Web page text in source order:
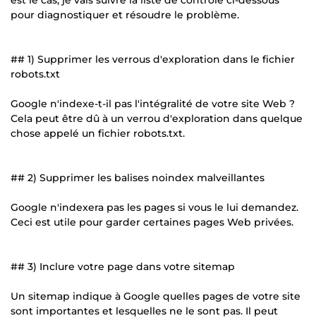
pour diagnostiquer et résoudre le problème.
## 1) Supprimer les verrous d'exploration dans le fichier
robots.txt
Google n'indexe-t-il pas l'intégralité de votre site Web ?
Cela peut être dû à un verrou d'exploration dans quelque
chose appelé un fichier robots.txt.
## 2) Supprimer les balises noindex malveillantes
Google n'indexera pas les pages si vous le lui demandez.
Ceci est utile pour garder certaines pages Web privées.
## 3) Inclure votre page dans votre sitemap
Un sitemap indique à Google quelles pages de votre site
sont importantes et lesquelles ne le sont pas. Il peut